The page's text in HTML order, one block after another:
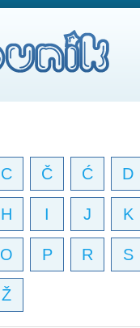
C Č Ć D
H I J K
O P R S
Ž